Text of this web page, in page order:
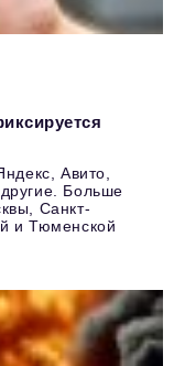
Авито,
Больше
Санкт-
и Тюменской